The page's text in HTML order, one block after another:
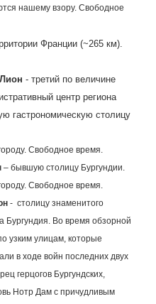
нашему взору. Свободное
Франции (~265 км).
Лион - третий по величине
центр региона
гастрономическую столицу
Свободное время.
– бывшую столицу Бургундии.
Свободное время.
- столицу знаменитого
Бургундия. Во время обзорной
узким улицам, которые
в ходе войн последних двух
герцогов Бургундских,
Нотр Дам с причудливым